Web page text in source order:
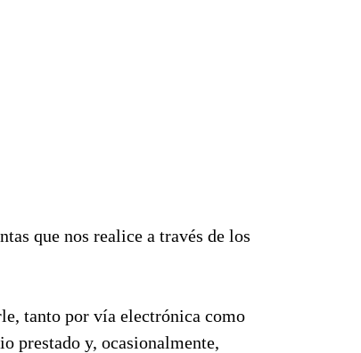
que nos realice a través de los
tanto por vía electrónica como
prestado y, ocasionalmente,